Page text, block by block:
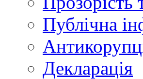
Публічна
Декларація